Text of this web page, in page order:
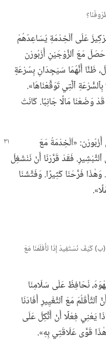
عَلَى ٱلْخِدْمَةِ يُسَاعِدُهُمْ
حَصَلَ مَعَ ٱلزَّوْجَيْنِ أَزْبُورْن
ظَنَّا أَنَّهُمَا سَيَجِدَانِ بِسُرْعَةٍ
ٱلَّتِي تَوَقَّعْنَاهَا».‏
وَلَمْ نَكُنْ قَدْ وَضَعْنَا مَالًا جَانِبًا.‏ كَانَتْ
أَزْبُورْن:‏ «اَلْخِدْمَةُ مَعَ
فَقَدْ قَرَّرْنَا أَنْ نَنْشَغِلَ
فَرَّحَنَا كَثِيرًا.‏ وَفَتَّشْنَا
كَيْفَ نَسْتَفِيدُ إِذَا تَأَقْلَمْنَا مَعَ
نُحَافِظُ عَلَى سَلَامِنَا
مَعَ ٱلتَّغْيِيرِ أَفَادَنَا
يَعْنِي فِعْلًا أَنْ أَتَّكِلَ عَلَى
قَوَّى عَلَاقَتِي بِهِ».‏